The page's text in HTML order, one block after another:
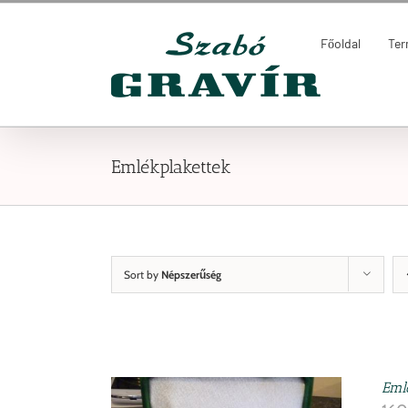
Kihagyás
Főoldal
Emlékplakettek
Sort by Népszerűség